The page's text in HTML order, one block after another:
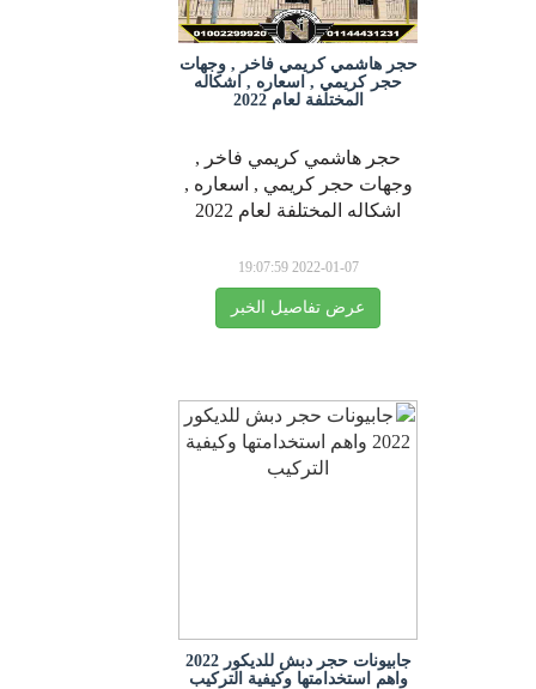
حجر هاشمي كريمي فاخر , وجهات
حجر كريمي , اسعاره , اشكاله
المختلفة لعام 2022
حجر هاشمي كريمي فاخر ,
وجهات حجر كريمي , اسعاره ,
اشكاله المختلفة لعام 2022
2022-01-07 19:07:59
عرض تفاصيل الخبر
جابيونات حجر دبش للديكور 2022
واهم استخدامتها وكيفية التركيب